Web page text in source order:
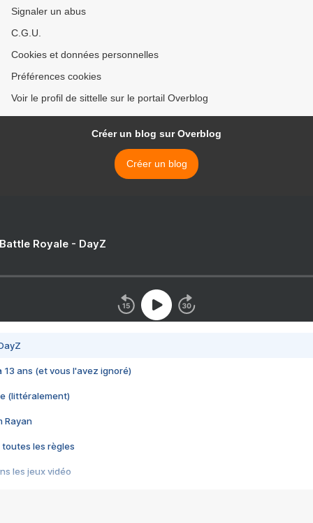
Signaler un abus
C.G.U.
Cookies et données personnelles
Préférences cookies
Voir le profil de sittelle sur le portail Overblog
Créer un blog sur Overblog
Créer un blog
Royale - DayZ
13 ans (et vous l'avez ignoré)
(littéralement)
Rayan
toutes les règles
les jeux vidéo